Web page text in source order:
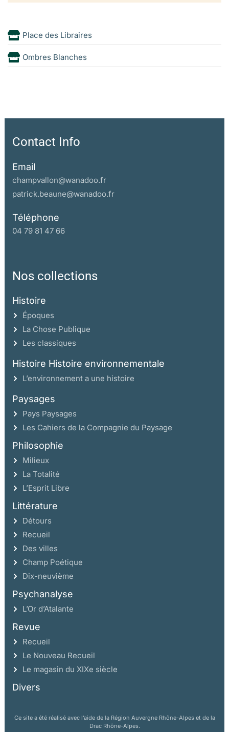
Place des Libraires
Ombres Blanches
Contact Info
Email
champvallon@wanadoo.fr
patrick.beaune@wanadoo.fr
Téléphone
04 79 81 47 66
Nos collections
Histoire
Époques
La Chose Publique
Les classiques
Histoire Histoire environnementale
L’environnement a une histoire
Paysages
Pays Paysages
Les Cahiers de la Compagnie du Paysage
Philosophie
Milieux
La Totalité
L’Esprit Libre
Littérature
Détours
Recueil
Des villes
Champ Poétique
Dix-neuvième
Psychanalyse
L’Or d’Atalante
Revue
Recueil
Le Nouveau Recueil
Le magasin du XIXe siècle
Divers
Ce site a été réalisé avec l’aide de la Région Auvergne Rhône-Alpes et de la
Drac Rhône-Alpes.